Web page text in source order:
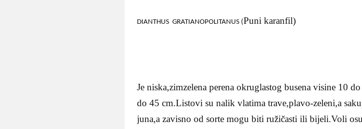
DIANTHUS GRATIANOPOLITANUS (Puni karanfil)
Je niska,zimzelena perena okruglastog busena visine 10
do 45 cm.Listovi su nalik vlatima trave,plavo-zeleni,a
juna,a zavisno od sorte mogu biti ružičasti ili bijeli.Voli